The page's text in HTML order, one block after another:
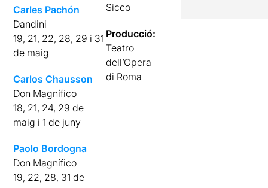
Carles Pachón
Dandini
19, 21, 22, 28, 29 i 31
de maig
Carlos Chausson
Don Magnífico
18, 21, 24, 29 de
maig i 1 de juny
Paolo Bordogna
Don Magnífico
19, 22, 28, 31 de
Sicco
Producció:
Teatro
dell’Opera
di Roma